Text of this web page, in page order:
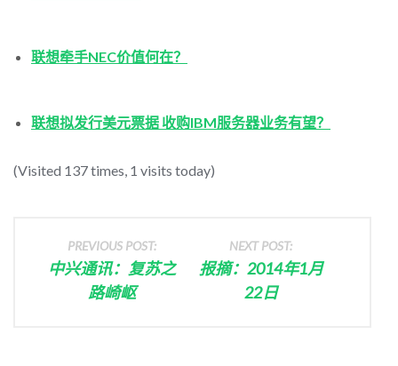
联想牵手NEC价值何在？
联想拟发行美元票据 收购IBM服务器业务有望？
(Visited 137 times, 1 visits today)
PREVIOUS POST:
中兴通讯：复苏之
路崎岖
NEXT POST:
报摘：2014年1月
22日